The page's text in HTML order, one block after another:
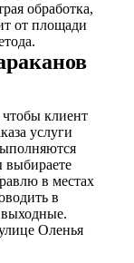
обработка,
от площади
чтобы клиент
услуги
выбираете
в местах
в
Оленья